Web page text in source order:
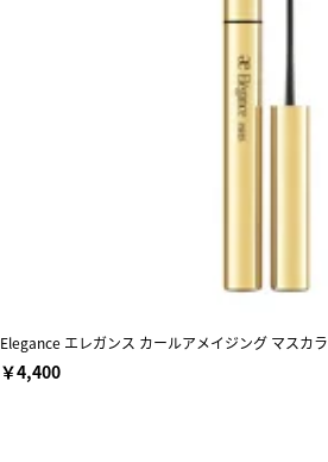
Elegance エレガンス カールアメイジング マスカラ
￥4,400